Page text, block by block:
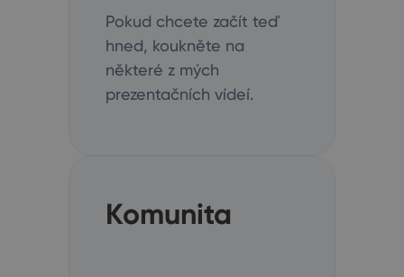
Pokud chcete začít teď
hned, koukněte na
některé z mých
prezentačních vídeí.
Komunita